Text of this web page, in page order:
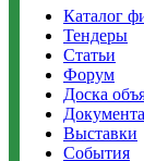
Каталог
Тендеры
Статьи
Форум
Доска
Выставки
События